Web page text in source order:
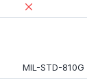
MIL-STD-810G